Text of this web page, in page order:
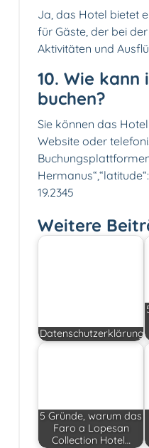
Ja, das Hotel bietet
für Gäste, der bei
Aktivitäten und
10. Wie kann
buchen?
Sie können das
Website oder
19.2345
Weitere
Datenschutzerklärung
5 Gründe, warum das
Faro a Lopesan
Collection Hotel…